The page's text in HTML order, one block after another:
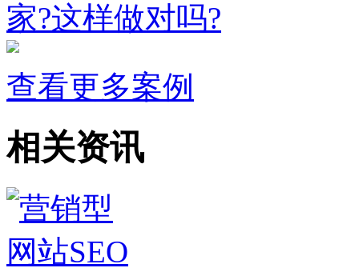
家?这样做对吗?
查看更多案例
相关资讯